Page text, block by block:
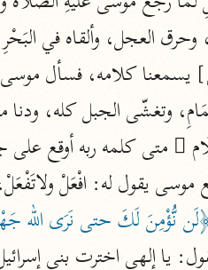
المحيط
هـ)
البسيط
السليم
هـ)
آثار
نُّؤْمِنَ لَكَ حتى نَرَى الله